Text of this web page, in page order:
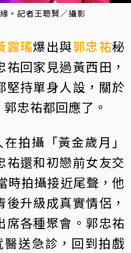
。記者王聰賢／攝影
露瑤爆出與郭忠祐秘
回家見過黃西田，
堅持單身人設，關於
忠祐都回應了。
拍攝「黃金歲月」
祐還和初戀前女友交
時拍攝接近尾聲，他
升級成真實情侶，
席各種聚會。郭忠祐
送急診，回到拍戲